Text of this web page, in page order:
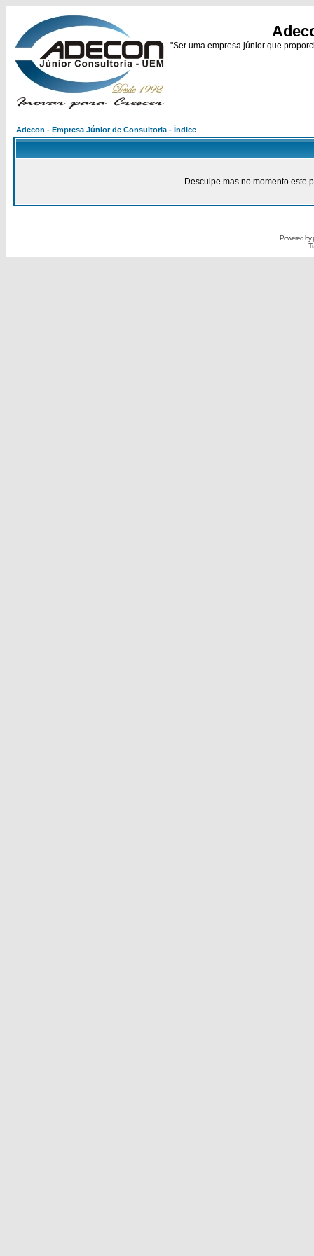
"Ser uma empresa júnior que
Adecon - Empresa Júnior de Consultoria - Índice
Desculpe mas no momento este
Powered by